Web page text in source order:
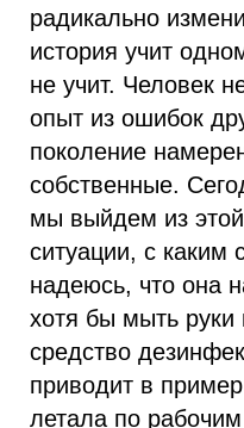
радикально
история учит
не учит. Человек
опыт из ошибок
поколение
собственные.
мы выйдем из
ситуации, с каким
надеюсь, что она
хотя бы мыть руки
средство
приводит в
летала по